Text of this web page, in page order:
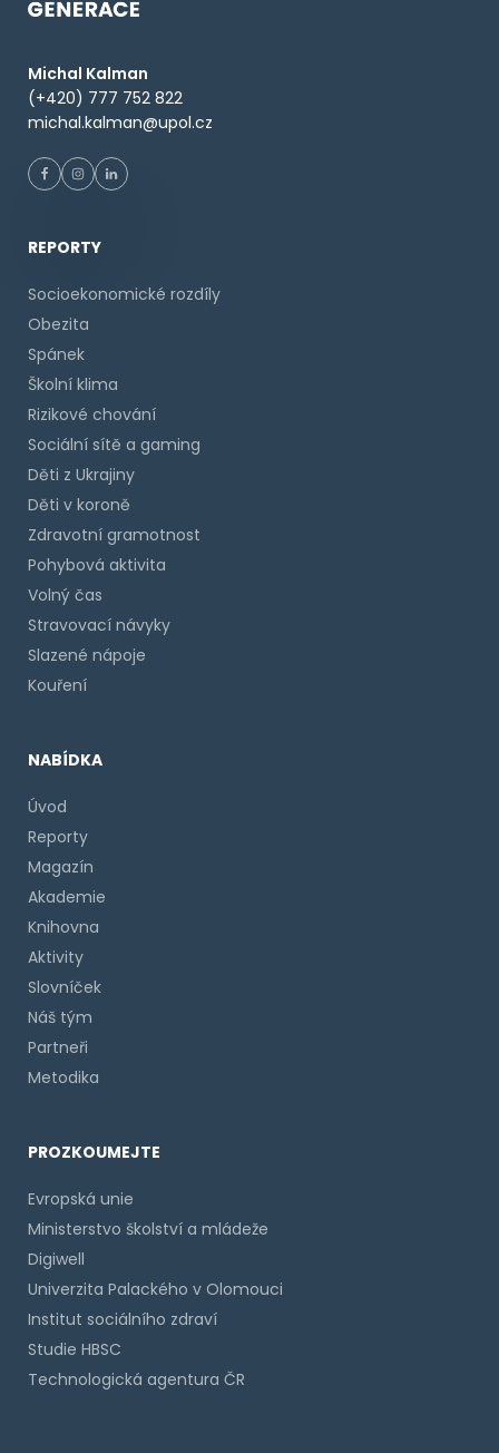
Michal Kalman
(+420) 777 752 822
michal.kalman@upol.cz
REPORTY
Socioekonomické rozdíly
Obezita
Spánek
Školní klima
Rizikové chování
Sociální sítě a gaming
Děti z Ukrajiny
Děti v koroně
Zdravotní gramotnost
Pohybová aktivita
Volný čas
Stravovací návyky
Slazené nápoje
Kouření
NABÍDKA
Úvod
Reporty
Magazín
Akademie
Knihovna
Aktivity
Slovníček
Náš tým
Partneři
Metodika
PROZKOUMEJTE
Evropská unie
Ministerstvo školství a mládeže
Digiwell
Univerzita Palackého v Olomouci
Institut sociálního zdraví
Studie HBSC
Technologická agentura ČR